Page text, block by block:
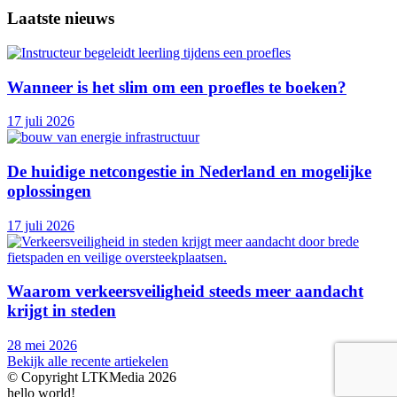
Laatste nieuws
Wanneer is het slim om een proefles te boeken?
17 juli 2026
De huidige netcongestie in Nederland en mogelijke
oplossingen
17 juli 2026
Waarom verkeersveiligheid steeds meer aandacht
krijgt in steden
28 mei 2026
Bekijk alle recente artiekelen
© Copyright LTKMedia 2026
hello world!